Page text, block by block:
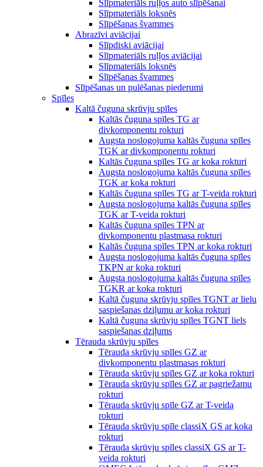
Slīpmateriāls ruļļos auto slīpēšanai
Slīpmateriāls loksnēs
Slīpēšanas švammes
Abrazīvi aviācijai
Slīpdiski aviācijai
Slīpmateriāls ruļļos aviācijai
Slīpmateriāls loksnēs
Slīpēšanas švammes
Slīpēšanas un pulēšanas piederumi
Spīles
Kaltā čuguna skrūvju spīles
Kaltās čuguna spīles TG ar
divkomponentu rokturi
Augsta noslogojuma kaltās čuguna spīles
TGK ar divkomponentu rokturi
Kaltās čuguna spīles TG ar koka rokturi
Augsta noslogojuma kaltās čuguna spīles
TGK ar koka rokturi
Kaltās čuguna spīles TG ar T-veida rokturi
Augsta noslogojuma kaltās čuguna spīles
TGK ar T-veida rokturi
Kaltās čuguna spīles TPN ar
divkomponentu plastmasa rokturi
Kaltās čuguna spīles TPN ar koka rokturi
Augsta noslogojuma kaltās čuguna spīles
TKPN ar koka rokturi
Augsta noslogojuma kaltās čuguna spīles
TGKR ar koka rokturi
Kaltā čuguna skrūvju spīles TGNT ar lielu
saspiešanas dziļumu ar koka rokturi
Kaltā čuguna skrūvju spīles TGNT liels
saspiešanas dziļums
Tērauda skrūvju spīles
Tērauda skrūvju spīles GZ ar
divkomponentu plastmasas rokturi
Tērauda skrūvju spīles GZ ar koka rokturi
Tērauda skrūvju spīles GZ ar pagriežamu
rokturi
Tērauda skrūvju spīle GZ ar T-veida
rokturi
Tērauda skrūvju spīle classiX GS ar koka
rokturi
Tērauda skrūvju spīles classiX GS ar T-
veida rokturi